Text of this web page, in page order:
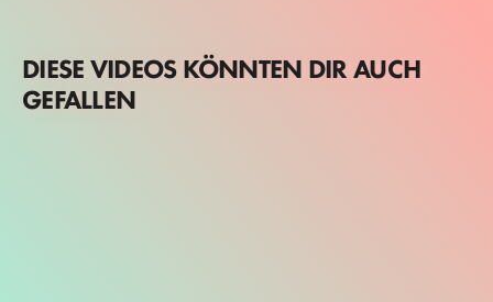
DIESE VIDEOS KÖNNTEN DIR AUCH
GEFALLEN